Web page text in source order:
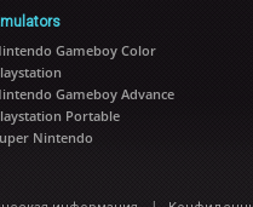
Gameboy Color
Gameboy Advance
Portable
Nintendo